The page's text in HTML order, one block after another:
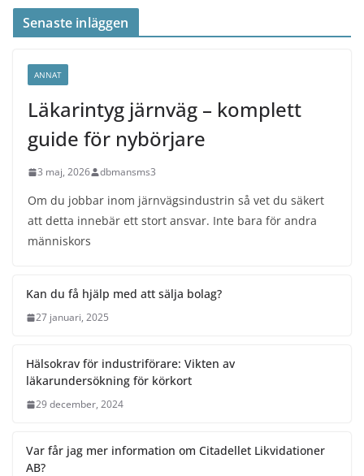
Senaste inläggen
ANNAT
Läkarintyg järnväg – komplett
guide för nybörjare
3 maj, 2026 dbmansms3
Om du jobbar inom järnvägsindustrin så vet du säkert
att detta innebär ett stort ansvar. Inte bara för andra
människors
Kan du få hjälp med att sälja bolag?
27 januari, 2025
Hälsokrav för industriförare: Vikten av
läkarundersökning för körkort
29 december, 2024
Var får jag mer information om Citadellet Likvidationer
AB?